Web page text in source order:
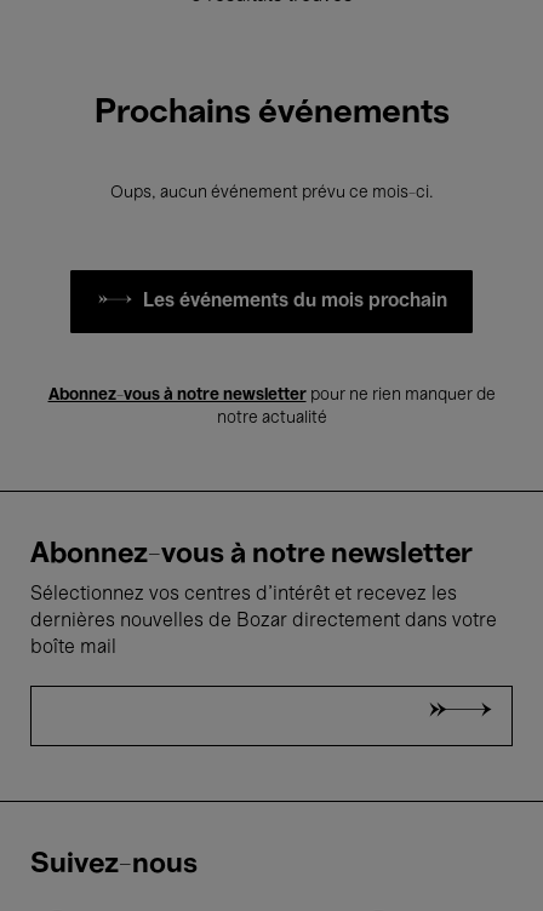
Prochains événements
Oups, aucun événement prévu ce mois-ci.
Les événements du mois prochain
Abonnez-vous à notre newsletterpour ne rien manquer de
notre actualité
Abonnez-vous à notre newsletter
Sélectionnez vos centres d'intérêt et recevez les
dernières nouvelles de Bozar directement dans votre
boîte mail
Suivez-nous